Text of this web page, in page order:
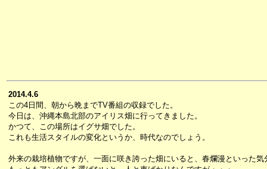
2014.4.6
この4日間、朝から晩までTV番組の収録でした。
今日は、沖縄本島北部のアイリス畑に行ってきました。
かつて、この場所はイグサ畑でした。
これも生活スタイルの変化というか、時代なのでしょう。
外来の栽培植物ですが、一面に咲き誇った畑にいると、春爛漫といった気